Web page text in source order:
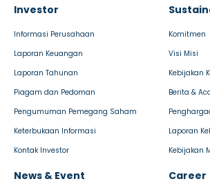
Investor
Informasi Perusahaan
Laporan Keuangan
Laporan Tahunan
Piagam dan Pedoman
Pengumuman Pemegang Saham
Keterbukaan Informasi
Kontak Investor
Komitmen
Visi Misi
Kebijakan
Berita &
Laporan
Kebijakan
News & Event Career